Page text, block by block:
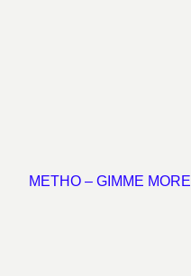
METHO – GIMME MORE